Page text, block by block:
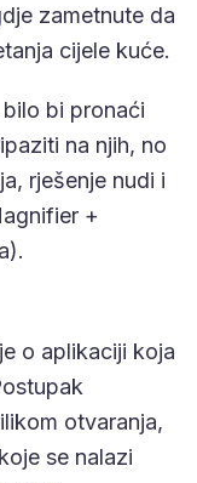
zametnute da
cijele kuće.
bi pronaći
na njih, no
rješenje nudi i
+
o aplikaciji koja
otvaranja,
se nalazi